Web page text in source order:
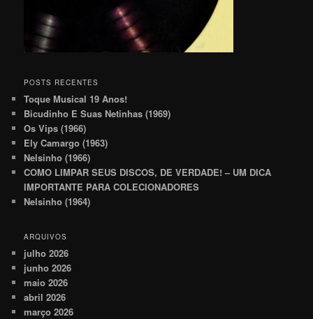
POSTS RECENTES
Toque Musical 19 Anos!
Bicudinho E Suas Netinhas (1969)
Os Vips (1966)
Ely Camargo (1963)
Nelsinho (1966)
COMO LIMPAR SEUS DISCOS, DE VERDADE! – UM DICA
IMPORTANTE PARA COLECIONADORES
Nelsinho (1964)
ARQUIVOS
julho 2026
junho 2026
maio 2026
abril 2026
março 2026